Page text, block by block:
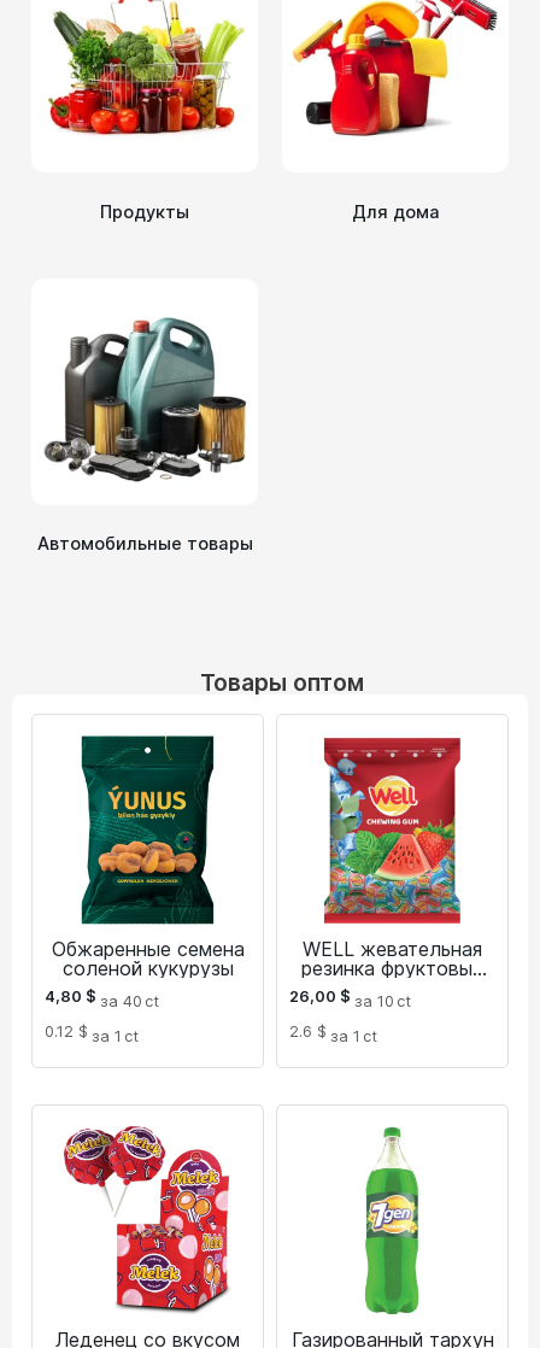
Продукты Для дома
Автомобильные товары
Товары оптом
Обжаренные семена
соленой кукурузы
4,80 $ за 40 ct
0.12 $ за 1 ct
WELL жевательная
резинка фруктовый
26,00 $ за 10 ct
2.6 $ за 1 ct
Леденец со вкусом
Газированный тархун